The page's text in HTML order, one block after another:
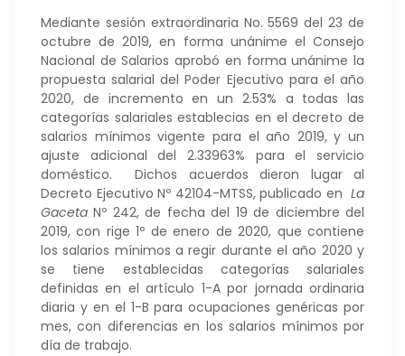
Mediante sesión extraordinaria No. 5569 del 23 de
octubre de 2019, en forma unánime el Consejo
Nacional de Salarios aprobó en forma unánime la
propuesta salarial del Poder Ejecutivo para el año
2020, de incremento en un 2.53% a todas las
categorías salariales establecias en el decreto de
salarios mínimos vigente para el año 2019, y un
ajuste adicional del 2.33963% para el servicio
doméstico. Dichos acuerdos dieron lugar al
Decreto Ejecutivo Nº 42104-MTSS, publicado en La
GacetaNº 242, de fecha del 19 de diciembre del
2019, con rige 1º de enero de 2020, que contiene
los salarios mínimos a regir durante el año 2020 y
se tiene establecidas categorías salariales
definidas en el artículo 1-A por jornada ordinaria
diaria y en el 1-B para ocupaciones genéricas por
mes, con diferencias en los salarios mínimos por
día de trabajo.